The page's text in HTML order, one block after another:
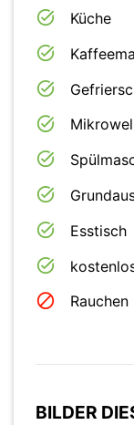
Küche
Esstisch
BILDER